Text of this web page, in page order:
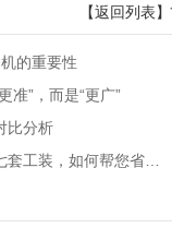
【返回列表】
的重要性
准”，而是“更广”
比分析